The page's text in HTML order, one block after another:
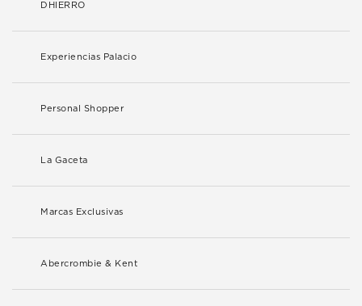
DHIERRO
Experiencias Palacio
Personal Shopper
La Gaceta
Marcas Exclusivas
Abercrombie & Kent